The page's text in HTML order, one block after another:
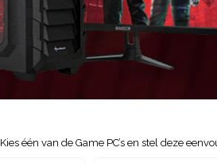
Kies één van de Game PC’s en stel deze